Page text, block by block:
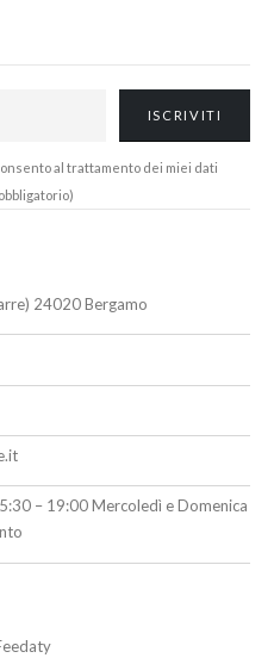
al trattamento dei miei dati
24020 Bergamo
– 19:00 Mercoledì e Domenica